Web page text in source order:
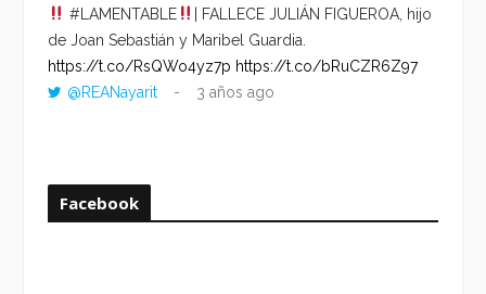
#LAMENTABLE
| FALLECE JULIÁN FIGUEROA, hijo
de Joan Sebastián y Maribel Guardia.
https://t.co/RsQWo4yz7p https://t.co/bRuCZR6Z97
@REANayarit
3 años ago
Facebook